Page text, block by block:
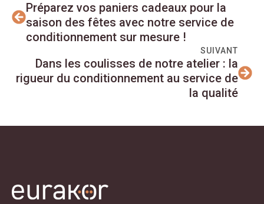
Préparez vos paniers cadeaux pour la
saison des fêtes avec notre service de
conditionnement sur mesure !
SUIVANT
Dans les coulisses de notre atelier : la
rigueur du conditionnement au service de
la qualité